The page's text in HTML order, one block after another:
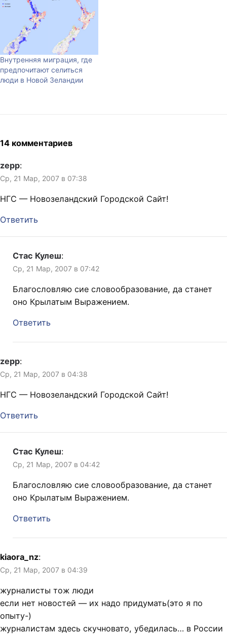
Внутренняя миграция, где
предпочитают селиться
люди в Новой Зеландии
14 комментариев
zepp:
Ср, 21 Мар, 2007 в 07:38
НГС — Новозеландский Городской Сайт!
Ответить
Стас Кулеш:
Ср, 21 Мар, 2007 в 07:42
Благословляю сие словообразование, да станет
оно Крылатым Выражением.
Ответить
zepp:
Ср, 21 Мар, 2007 в 04:38
НГС — Новозеландский Городской Сайт!
Ответить
Стас Кулеш:
Ср, 21 Мар, 2007 в 04:42
Благословляю сие словообразование, да станет
оно Крылатым Выражением.
Ответить
kiaora_nz:
Ср, 21 Мар, 2007 в 04:39
журналисты тож люди
если нет новостей — их надо придумать(это я по
опыту-)
журналистам здесь скучновато, убедилась… в России